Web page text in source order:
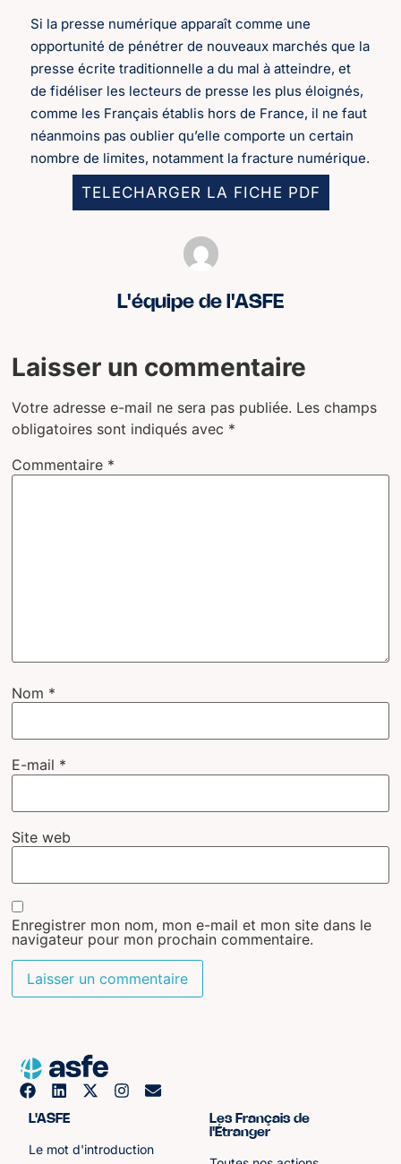
Si la presse numérique apparaît comme une
opportunité de pénétrer de nouveaux marchés que la
presse écrite traditionnelle a du mal à atteindre, et
de fidéliser les lecteurs de presse les plus éloignés,
comme les Français établis hors de France, il ne faut
néanmoins pas oublier qu’elle comporte un certain
nombre de limites, notamment la fracture numérique.
TELECHARGER LA FICHE PDF
L'équipe de l'ASFE
Laisser un commentaire
Votre adresse e-mail ne sera pas publiée. Les champs
obligatoires sont indiqués avec *
Commentaire *
Nom *
E-mail *
Site web
Enregistrer mon nom, mon e-mail et mon site dans le
navigateur pour mon prochain commentaire.
L'ASFE
Le mot d'introduction
Les Français de
l'Étranger